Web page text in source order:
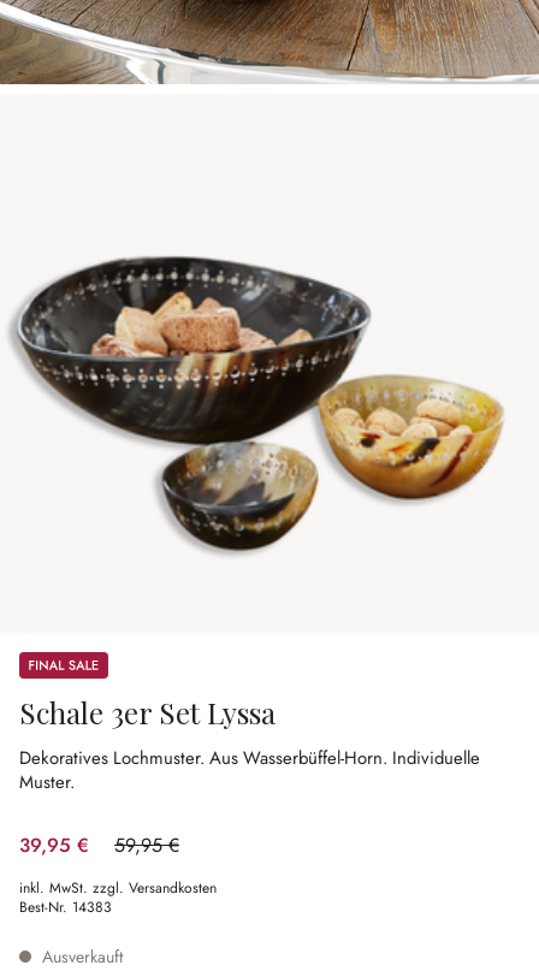
Sale
Schale 3er Set Lyssa
Dekoratives Lochmuster. Aus Wasserbüffel-Horn. Individuelle
Muster.
39,95 € 59,95 €
(33.36% gespart)
inkl. MwSt. zzgl. Versandkosten
Best-Nr. 14383
Ausverkauft